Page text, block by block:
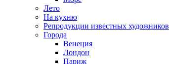
Лето
На кухню
Репродукции известных художников
Города
Венеция
Лондон
Париж